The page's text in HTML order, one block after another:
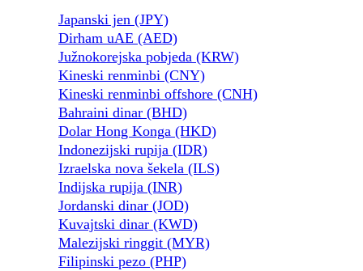
Japanski jen (JPY)
Dirham uAE (AED)
Južnokorejska pobjeda (KRW)
Kineski renminbi (CNY)
Kineski renminbi offshore (CNH)
Bahraini dinar (BHD)
Dolar Hong Konga (HKD)
Indonezijski rupija (IDR)
Izraelska nova šekela (ILS)
Indijska rupija (INR)
Jordanski dinar (JOD)
Kuvajtski dinar (KWD)
Malezijski ringgit (MYR)
Filipinski pezo (PHP)